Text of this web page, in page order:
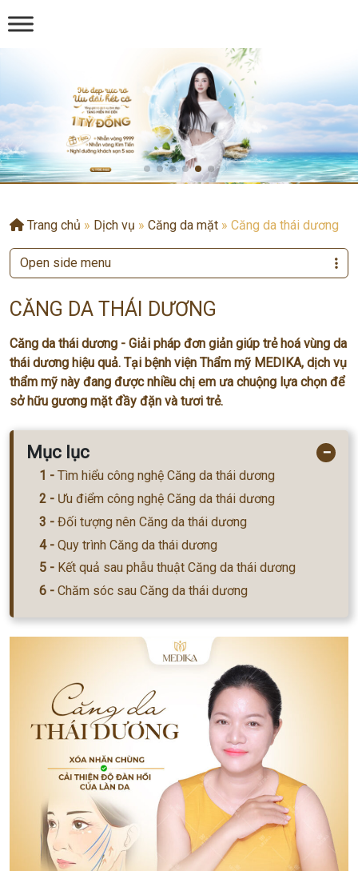
Trang chủ » Dịch vụ » Căng da mặt » Căng da thái dương
CĂNG DA THÁI DƯƠNG
Căng da thái dương - Giải pháp đơn giản giúp trẻ hoá vùng da
thái dương hiệu quả. Tại bệnh viện Thẩm mỹ MEDIKA, dịch vụ
thẩm mỹ này đang được nhiều chị em ưa chuộng lựa chọn để
sở hữu gương mặt đầy đặn và tươi trẻ.
Mục lục −
Tìm hiểu công nghệ Căng da thái dương
Ưu điểm công nghệ Căng da thái dương
Đối tượng nên Căng da thái dương
Quy trình Căng da thái dương
Kết quả sau phẫu thuật Căng da thái dương
Chăm sóc sau Căng da thái dương
Open side menu